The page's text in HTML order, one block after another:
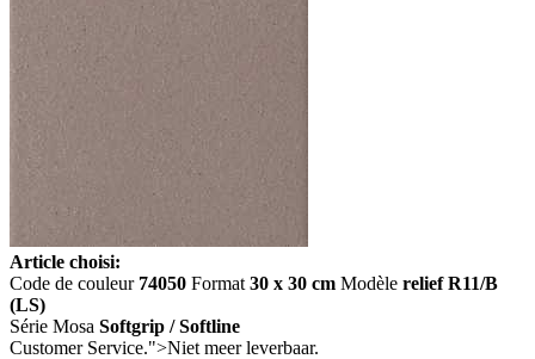
Article choisi:
Code de couleur 74050 Format 30 x 30 cm Modèle relief R11/B
(LS)
Série Mosa Softgrip / Softline
Customer Service.">Niet meer leverbaar.